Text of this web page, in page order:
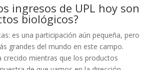
ingresos de UPL hoy son
biológicos?
es una participación aún pequeña, pero
grandes del mundo en este campo.
mientras que los productos